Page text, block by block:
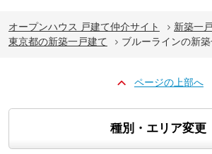
オープンハウス 戸建て仲介サイト
新築一
東京都の新築一戸建て
ブルーラインの新
ページの上部へ
種別・エリア変更